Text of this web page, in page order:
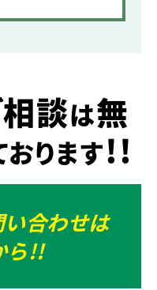
談は無
ります!!
合わせは
ら!!